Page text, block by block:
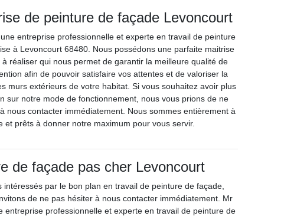
de peinture de façade Levoncourt
entreprise professionnelle et experte en travail de peinture
à Levoncourt 68480. Nous possédons une parfaite maitrise
à réaliser qui nous permet de garantir la meilleure qualité de
afin de pouvoir satisfaire vos attentes et de valoriser la
murs extérieurs de votre habitat. Si vous souhaitez avoir plus
sur notre mode de fonctionnement, nous vous prions de ne
nous contacter immédiatement. Nous sommes entièrement à
et prêts à donner notre maximum pour vous servir.
de façade pas cher Levoncourt
intéressés par le bon plan en travail de peinture de façade,
de ne pas hésiter à nous contacter immédiatement. Mr
entreprise professionnelle et experte en travail de peinture de